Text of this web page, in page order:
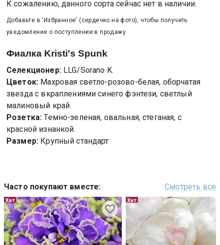
К сожалению, данного сорта сейчас нет в наличии.
Добавьте в 'Избранное' (сердечко на фото), чтобы получить
уведомление о поступлении в продажу
Фиалка Kristi's Spunk
Селекционер: LLG/Sorano K.
Цветок: Махровая светло-розово-белая, оборчатая
звезда с вкраплениями синего фэнтези, светлый
малиновый край.
Розетка: Темно-зеленая, овальная, стеганая, с
красной изнанкой.
Размер: Крупный стандарт
Часто покупают вместе: Смотреть все
Хит Хит